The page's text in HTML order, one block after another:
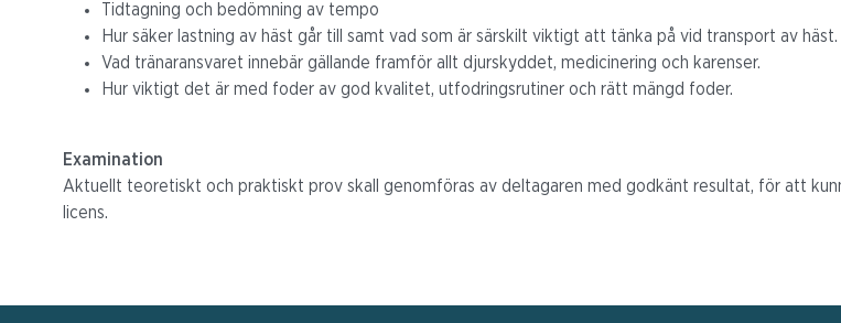
Tidtagning och bedömning av tempo
Hur säker lastning av häst går till samt vad som är särskilt viktigt att tänka på vid transport av häst.
Vad tränaransvaret innebär gällande framför allt djurskyddet, medicinering och karenser.
Hur viktigt det är med foder av god kvalitet, utfodringsrutiner och rätt mängd foder.
Examination
Aktuellt teoretiskt och praktiskt prov skall genomföras av deltagaren med godkänt resultat, för att
licens.